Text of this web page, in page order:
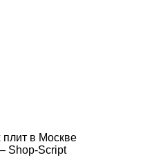
плит в Москве
Shop-Script